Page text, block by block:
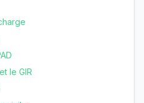
le GIR